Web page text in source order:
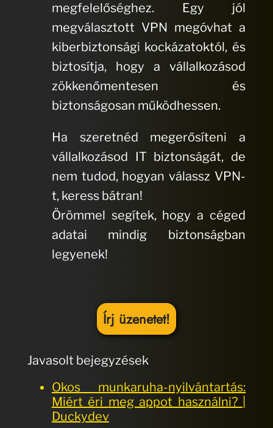
megfelelőséghez. Egy jól
megválasztott VPN megóvhat a
kiberbiztonsági kockázatoktól, és
biztosítja, hogy a vállalkozásod
zökkenőmentesen és
biztonságosan működhessen.
Ha szeretnéd megerősíteni a
vállalkozásod IT biztonságát, de
nem tudod, hogyan válassz VPN-
t, keress bátran!
Örömmel segítek, hogy a céged
adatai mindig biztonságban
legyenek!
Írj üzenetet!
Javasolt bejegyzések
Okos munkaruha-nyilvántartás:
Miért éri meg appot használni? |
Duckydev